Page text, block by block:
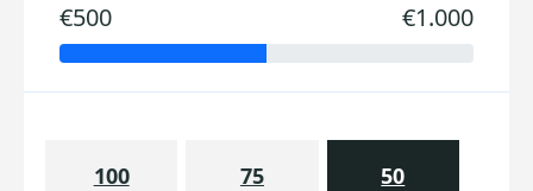
€500 €1.000
100 75 50